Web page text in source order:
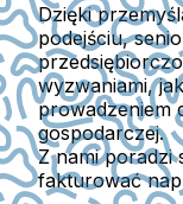
Dzięki
podejściu,
wyzwaniami,
prowadzeniem
gospodarczej.
Z nami poradzi
fakturować